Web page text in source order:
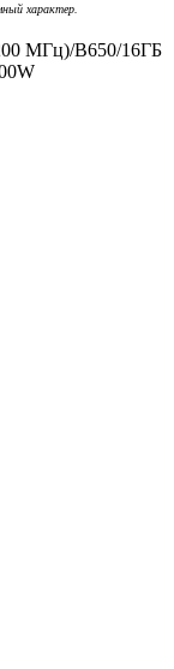
характер.
МГц)/B650/16ГБ